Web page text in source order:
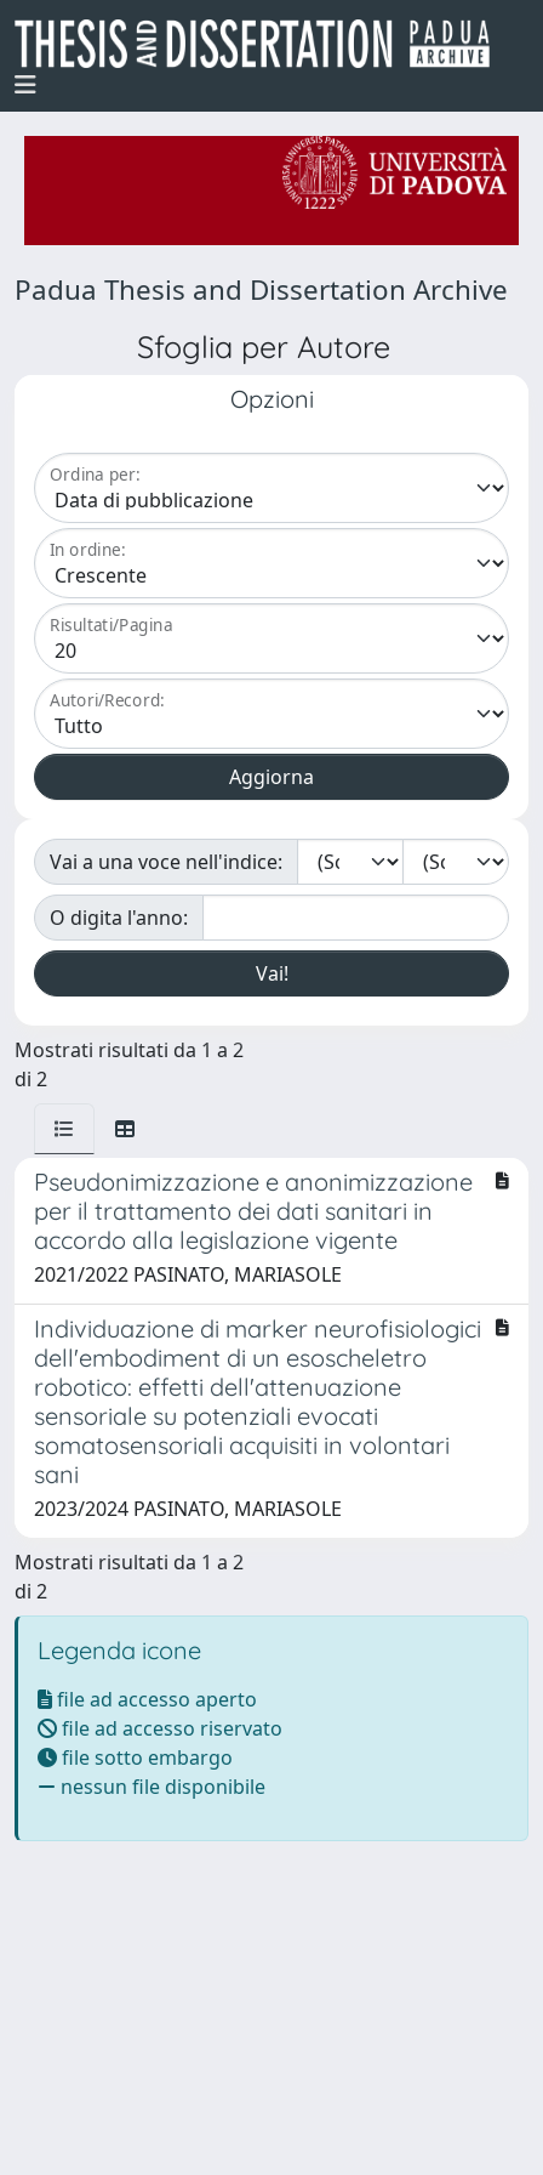
Padua Thesis and Dissertation Archive
Sfoglia per Autore
Opzioni
Ordina per:
In ordine:
Risultati/Pagina
Autori/Record:
Vai a una voce nell'indice:
O digita l'anno:
Mostrati risultati da 1 a 2
di 2
Pseudonimizzazione e anonimizzazione
per il trattamento dei dati sanitari in
accordo alla legislazione vigente
2021/2022 PASINATO, MARIASOLE
Individuazione di marker neurofisiologici
dell'embodiment di un esoscheletro
robotico: effetti dell'attenuazione
sensoriale su potenziali evocati
somatosensoriali acquisiti in volontari
sani
2023/2024 PASINATO, MARIASOLE
Mostrati risultati da 1 a 2
di 2
Legenda icone
file ad accesso aperto
file ad accesso riservato
file sotto embargo
nessun file disponibile